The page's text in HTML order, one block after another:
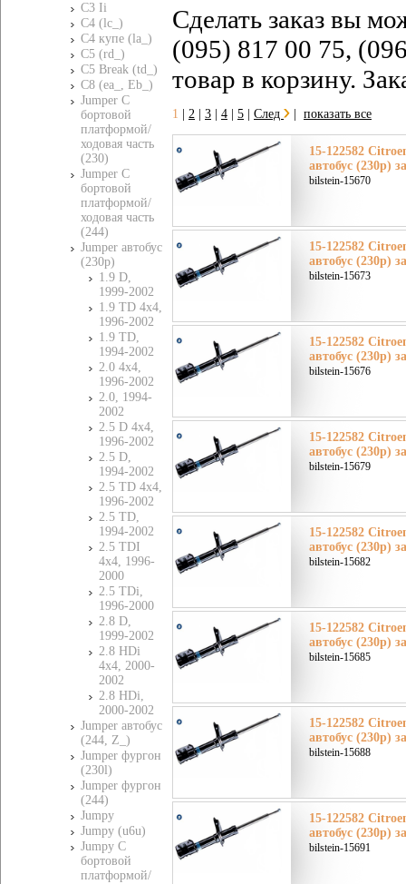
C3 Ii
C4 (lc_)
C4 купе (la_)
C5 (rd_)
C5 Break (td_)
C8 (ea_, Eb_)
Jumper C
бортовой
платформой/
ходовая часть
(230)
Jumper C
бортовой
платформой/
ходовая часть
(244)
Jumper автобус
(230p)
1.9 D,
1999-2002
1.9 TD 4x4,
1996-2002
1.9 TD,
1994-2002
2.0 4x4,
1996-2002
2.0, 1994-
2002
2.5 D 4x4,
1996-2002
2.5 D,
1994-2002
2.5 TD 4x4,
1996-2002
2.5 TD,
1994-2002
2.5 TDI
4x4, 1996-
2000
2.5 TDi,
1996-2000
2.8 D,
1999-2002
2.8 HDi
4x4, 2000-
2002
2.8 HDi,
2000-2002
Jumper автобус
(244, Z_)
Jumper фургон
(230l)
Jumper фургон
(244)
Jumpy
Jumpy (u6u)
Jumpy C
бортовой
платформой/
Сделать заказ вы
(095) 817 00 75,
товар в корзину.
1 2 3 4 5 След показать все
15-122582
автобус (230p)
bilstein-15670
15-122582
автобус (230p)
bilstein-15673
15-122582
автобус (230p)
bilstein-15676
15-122582
автобус (230p)
bilstein-15679
15-122582
автобус (230p)
bilstein-15682
15-122582
автобус (230p)
bilstein-15685
15-122582
автобус (230p)
bilstein-15688
15-122582
автобус (230p)
bilstein-15691